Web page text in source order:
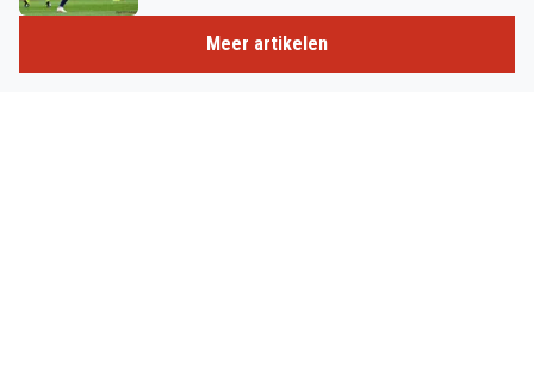
Meer artikelen